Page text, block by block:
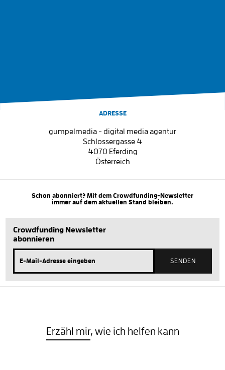
ADRESSE
gumpelmedia - digital media agentur
Schlossergasse 4
4070 Eferding
Österreich
Schon abonniert? Mit dem Crowdfunding-Newsletter
immer auf dem aktuellen Stand bleiben.
Crowdfunding Newsletter
abonnieren
Erzähl mir, wie ich helfen kann